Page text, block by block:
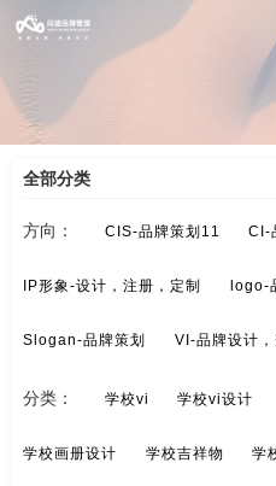
案例索引 /
全部分类
方向： CIS-品牌策划11 CI-
IP形象-设计，注册，定制 logo-
Slogan-品牌策划 VI-品牌设计
酒/白酒/红酒-品牌策划 保健品-
标示设计-酒店标示，商业标示，房
分类： 学校vi 学校vi设计
学校画册设计 学校吉祥物 学